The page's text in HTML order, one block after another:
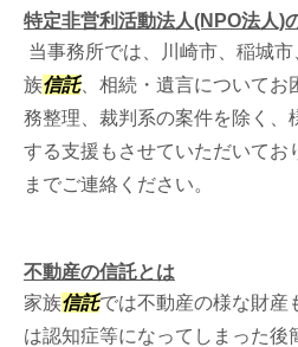
特定非営利活動法人(NPO法人)
当事務所では、川崎市、稲城
族信託、相続・遺言についてお
務整理、裁判系の案件を除く、
する支援もさせていただいてお
までご連絡ください。
不動産の信託とは
家族信託では不動産の様な財産
は認知症等になってしまった